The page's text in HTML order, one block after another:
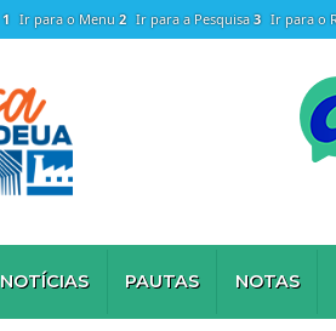
1 Ir para o Menu 2 Ir para a Pesquisa 3 Ir para o
NOTÍCIAS PAUTAS NOTAS